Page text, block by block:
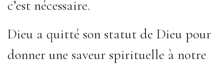
c’est nécessaire.
Dieu a quitté son statut de Dieu pour
donner une saveur spirituelle à notre